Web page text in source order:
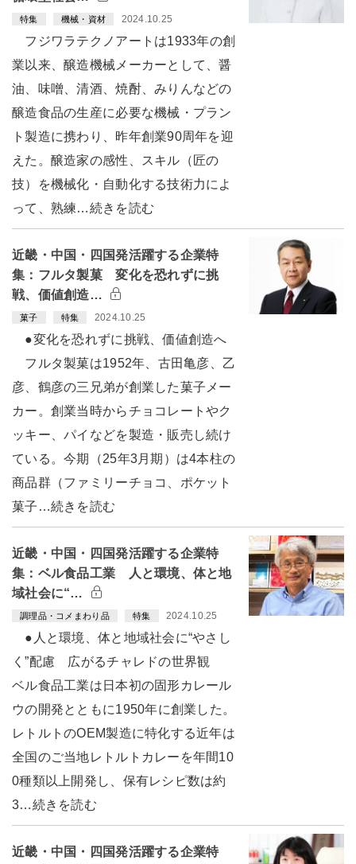
特集 機械・資材 2024.10.25
フジワラテクノアートは1933年の創
業以来、醸造機械メーカーとして、醤
油、味噌、清酒、焼酎、みりんなどの
醸造食品の生産に必要な機械・プラン
ト製造に携わり、昨年創業90周年を迎
えた。醸造家の感性、スキル（匠の
技）を機械化・自動化する技術力によ
って、熟練…続きを読む
近畿・中国・四国発活躍する企業特
集：フルタ製菓 変化を恐れずに挑
戦、価値創造…
菓子 特集 2024.10.25
●変化を恐れずに挑戦、価値創造へ
フルタ製菓は1952年、古田亀彦、乙
彦、鶴彦の三兄弟が創業した菓子メー
カー。創業当時からチョコレートやク
ッキー、パイなどを製造・販売し続け
ている。今期（25年3月期）は4本柱の
商品群（ファミリーチョコ、ポケット
菓子…続きを読む
近畿・中国・四国発活躍する企業特
集：ベル食品工業 人と環境、体と地
域社会に“…
調理品・コメまわり品 特集 2024.10.25
●人と環境、体と地域社会に“やさし
く”配慮 広がるチャレドの世界観
ベル食品工業は日本初の固形カレール
ウの開発とともに1950年に創業した。
レトルトのOEM製造に特化する近年は
全国のご当地レトルトカレーを年間10
0種類以上開発し、保有レシピ数は約
3…続きを読む
近畿・中国・四国発活躍する企業特